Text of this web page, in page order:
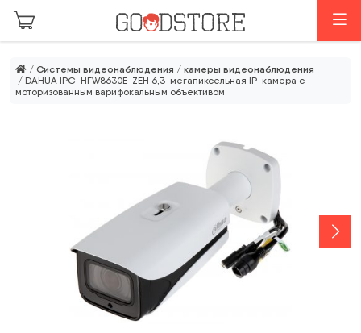
Перейти к основному содержанию
/ Системы видеонаблюдения / камеры видеонаблюдения
/ DAHUA IPC-HFW8630E-ZEH 6,3-мегапиксельная IP-камера с
моторизованным варифокальным объективом